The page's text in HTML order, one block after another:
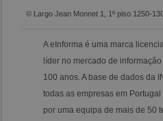
© Largo Jean Monnet 1, 1º piso 1250-
A eInforma é uma marca
líder no mercado de
100 anos. A base de dados da
todas as empresas em
por uma equipa de mais de 50